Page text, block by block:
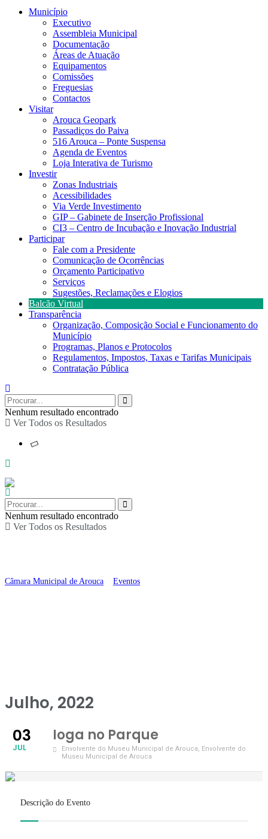
Município
Executivo
Assembleia Municipal
Documentação
Áreas de Atuação
Equipamentos
Comissões
Freguesias
Contactos
Visitar
Arouca Geopark
Passadiços do Paiva
516 Arouca – Ponte Suspensa
Agenda de Eventos
Loja Interativa de Turismo
Investir
Zonas Industriais
Acessibilidades
Via Verde Investimento
GIP – Gabinete de Inserção Profissional
CI3 – Centro de Incubação e Inovação Industrial
Participar
Fale com a Presidente
Comunicação de Ocorrências
Orçamento Participativo
Serviços
Sugestões, Reclamações e Elogios
Balcão Virtual
Transparência
Organização, Composição Social e Funcionamento do
Município
Programas, Planos e Protocolos
Regulamentos, Impostos, Taxas e Tarifas Municipais
Contratação Pública
Nenhum resultado encontrado
Ver Todos os Resultados
Nenhum resultado encontrado
Ver Todos os Resultados
Câmara Municipal de Arouca Eventos
Julho, 2022
03
JUL
Ioga no Parque
Envolvente do Museu Municipal de Arouca, Envolvente do
Museu Municipal de Arouca
Descrição do Evento